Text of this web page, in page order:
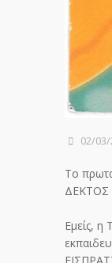
02/
Το
ΔΕΚΤΟΣ
Εμείς, η